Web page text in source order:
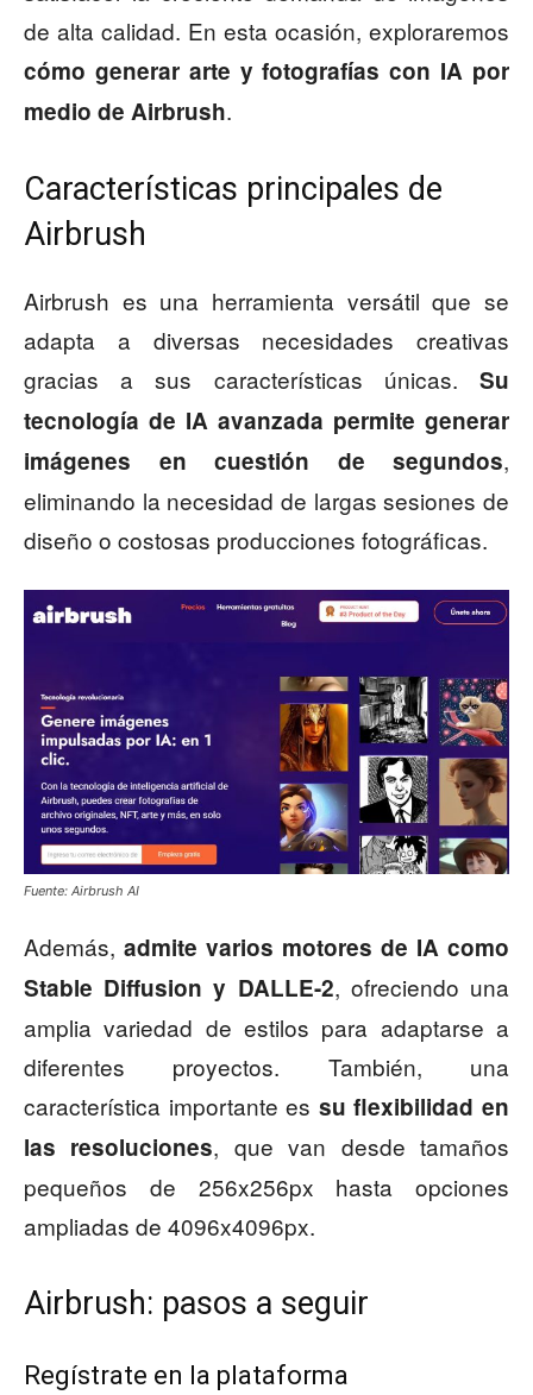
de alta calidad. En esta ocasión, exploraremos
cómo generar arte y fotografías con IA por
medio de Airbrush.
Características principales de
Airbrush
Airbrush es una herramienta versátil que se
adapta a diversas necesidades creativas
gracias a sus características únicas. Su
tecnología de IA avanzada permite generar
imágenes en cuestión de segundos,
eliminando la necesidad de largas sesiones de
diseño o costosas producciones fotográficas.
Fuente: Airbrush AI
Además, admite varios motores de IA como
Stable Diffusion y DALLE-2, ofreciendo una
amplia variedad de estilos para adaptarse a
diferentes proyectos. También, una
característica importante es su flexibilidad en
las resoluciones, que van desde tamaños
pequeños de 256x256px hasta opciones
ampliadas de 4096x4096px.
Airbrush: pasos a seguir
Regístrate en la plataforma